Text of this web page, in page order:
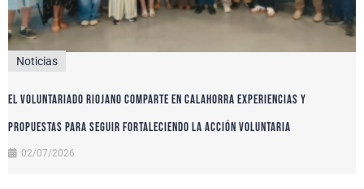
Noticias
El voluntariado riojano comparte en Calahorra experiencias y
propuestas para seguir fortaleciendo la acción voluntaria
02/07/2026